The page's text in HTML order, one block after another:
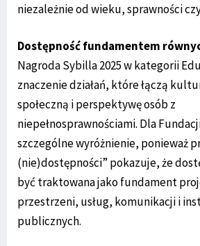
niezależnie od wieku, sprawności
Dostępność fundamentem
Nagroda Sybilla 2025 w kategorii
znaczenie działań, które łączą
społeczną i perspektywę osób z
niepełnosprawnościami. Dla
szczególne wyróżnienie, ponieważ
(nie)dostępności” pokazuje, że
być traktowana jako fundament
przestrzeni, usług, komunikacji i
publicznych.